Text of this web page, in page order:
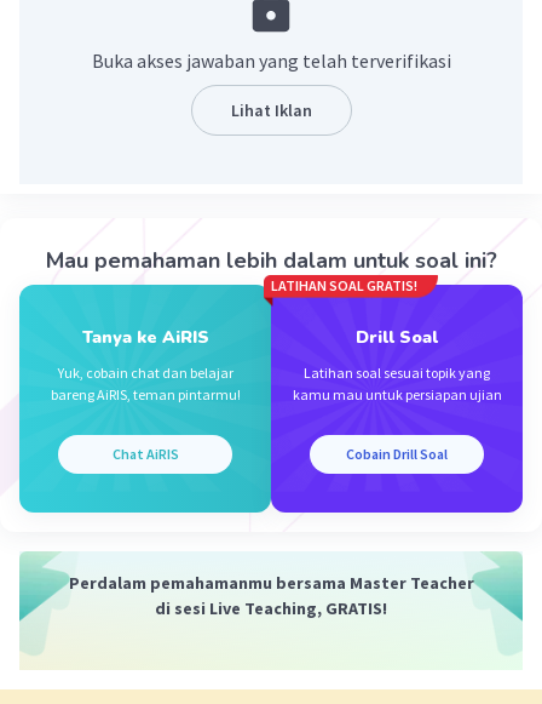
Jawab:
Gunakan rumus hubungan momentum dengan
t = 0,1 s
Jadi, jawabannya adalah A
Beri Rating·5.0(7 Balas
Iklan
Buka akses jawaban yang telah terverifikasi
Lihat Iklan
Mau pemahaman lebih dalam untuk soal ini?
Tanya ke AiRIS
Yuk, cobain chat dan belajar
bareng AiRIS, teman pintarmu!
Chat AiRIS
LATIHAN SOAL GRATIS!
Drill Soal
Latihan soal sesuai topik yang
kamu mau untuk persiapan ujian
Cobain Drill Soal
Perdalam pemahamanmu bersama Master Teacher
di sesi Live Teaching, GRATIS!